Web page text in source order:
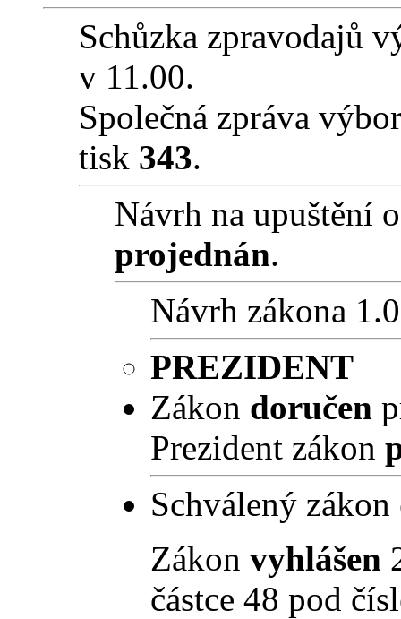
Schůzka zpravodajů
v 11.00.
Společná zpráva
tisk 343.
Návrh na upuštění
projednán.
Návrh zákona
PREZIDENT
Zákon doručen
Prezident zákon
Schválený zákon
Zákon vyhlášen
částce 48 pod